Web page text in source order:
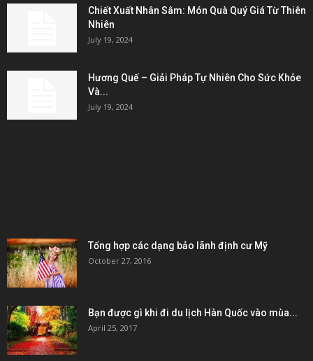
Chiết Xuất Nhân Sâm: Món Quà Quý Giá Từ Thiên
Nhiên
July 19, 2024
Hương Quế – Giải Pháp Tự Nhiên Cho Sức Khỏe
Và...
July 19, 2024
Tổng hợp các dạng bảo lãnh định cư Mỹ
October 27, 2016
Bạn được gì khi đi du lịch Hàn Quốc vào mùa...
April 25, 2017